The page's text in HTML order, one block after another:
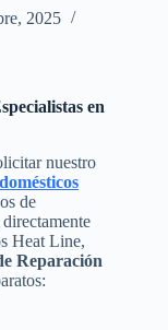
2025
en
nuestro
de
Heat Line,
Reparación